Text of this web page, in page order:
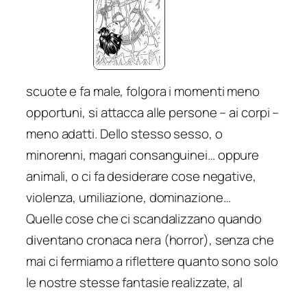
scuote e fa male, folgora i momenti meno
opportuni, si attacca alle persone – ai corpi –
meno adatti. Dello stesso sesso, o
minorenni, magari consanguinei… oppure
animali, o ci fa desiderare cose negative,
violenza, umiliazione, dominazione…
Quelle cose che ci scandalizzano quando
diventano cronaca nera (horror), senza che
mai ci fermiamo a riflettere quanto sono solo
le nostre stesse fantasie realizzate, al